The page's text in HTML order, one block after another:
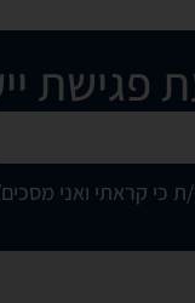
פגישת
כי קראתי ואני